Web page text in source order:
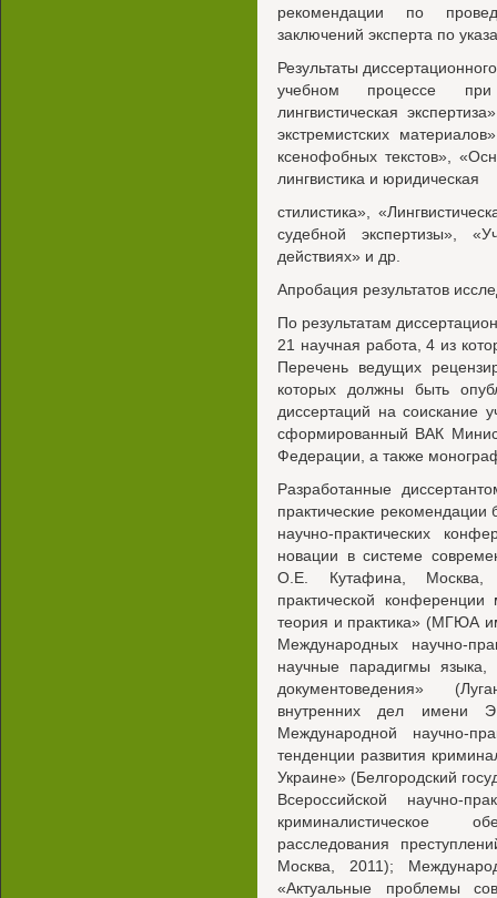
рекомендации по
заключений эксперта по
Результаты
учебном процессе
лингвистическая
экстремистских
ксенофобных текстов»,
лингвистика и юридическая
стилистика»,
судебной экспертизы»,
действиях» и др.
Апробация результатов
По результатам
21 научная работа, 4 из
Перечень ведущих
которых должны быть
диссертаций на соискание
сформированный ВАК
Федерации, а также
Разработанные
практические
научно-практических
новации в системе
O.E. Кутафина, Москва,
практической
теория и практика» (МГЮА
Международных научно-
научные парадигмы языка,
документоведения»
внутренних дел имени
Международной научно-
тенденции развития
Украине» (Белгородский
Всероссийской научно-
криминалистическое
расследования
Москва, 2011);
«Актуальные проблемы